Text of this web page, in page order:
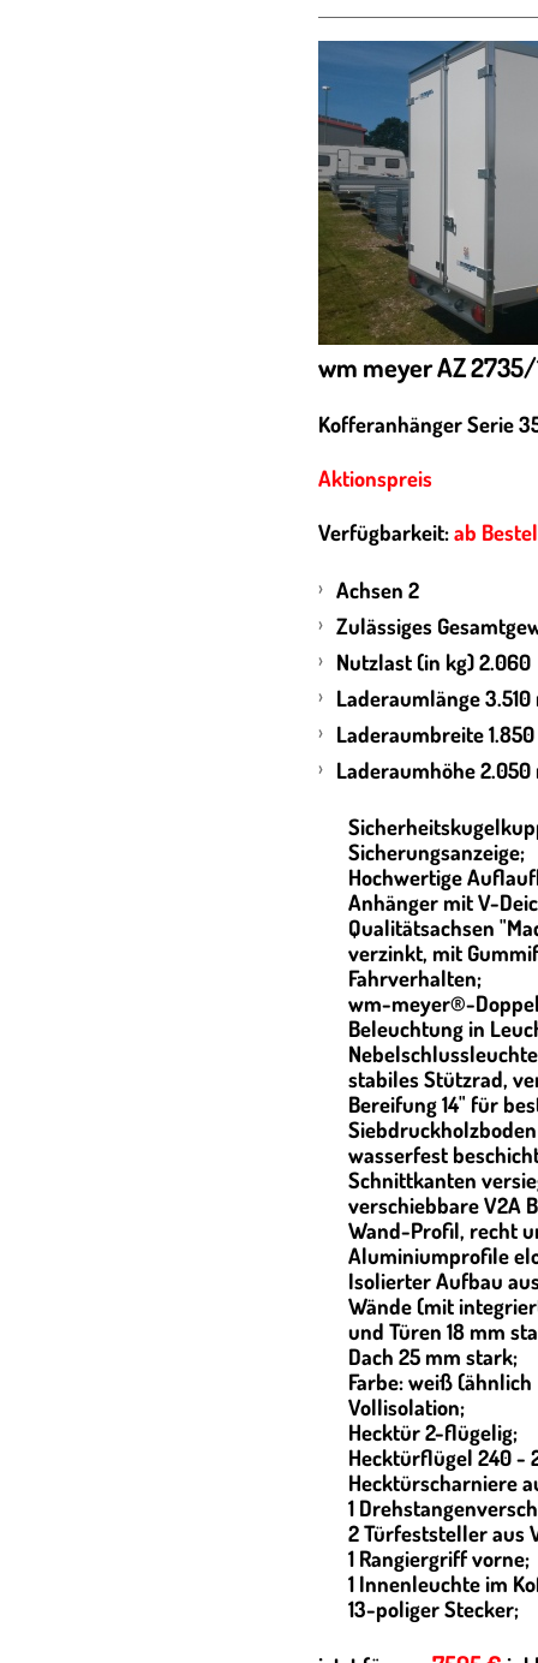
wm meyer AZ 2735/
Kofferanhänger Serie
Aktionspreis
Verfügbarkeit:ab
Achsen 2
Zulässiges
Nutzlast (in kg) 2.060
Laderaumlänge 3.510
Laderaumbreite
Laderaumhöhe 2.050
Sicherungsanzeige;
Hochwertige
Anhänger mit V-
Qualitätsachsen
verzinkt, mit
Fahrverhalten;
wm-meyer®-
Beleuchtung in
stabiles Stützrad,
Bereifung 14" für
wasserfest
Schnittkanten
verschiebbare V2A
Wand-Profil, recht
Aluminiumprofile
Isolierter Aufbau
Wände (mit
und Türen 18 mm
Dach 25 mm stark;
Farbe: weiß (ähnlich
Vollisolation;
Hecktür 2-flügelig;
Hecktürflügel 240 -
Hecktürscharniere
1
2 Türfeststeller aus
1 Rangiergriff vorne;
1 Innenleuchte im
13-poliger Stecker;